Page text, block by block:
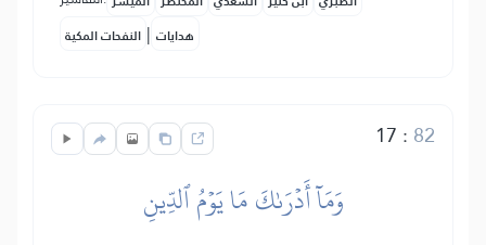
النفحات المكية | هدايات
17 : 82
وَمَآ أَدۡرَىٰكَ مَا يَوۡمُ ٱلدِّينِ